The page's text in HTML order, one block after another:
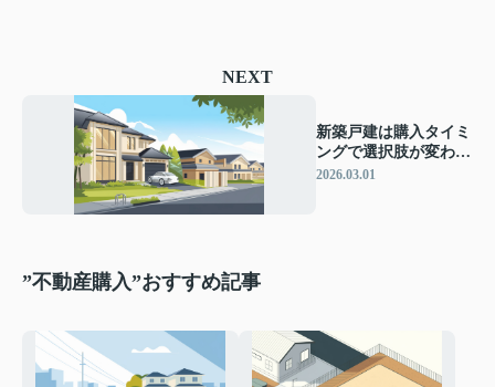
NEXT
新築戸建は購入タイミ
ングで選択肢が変わ
る！市場動向や年齢別
2026.03.01
”不動産購入”おすすめ記事